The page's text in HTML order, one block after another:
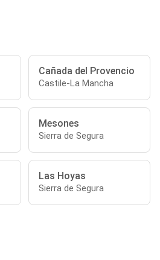
Cañada del Provencio
Castile-La Mancha
Mesones
Sierra de Segura
Las Hoyas
Sierra de Segura